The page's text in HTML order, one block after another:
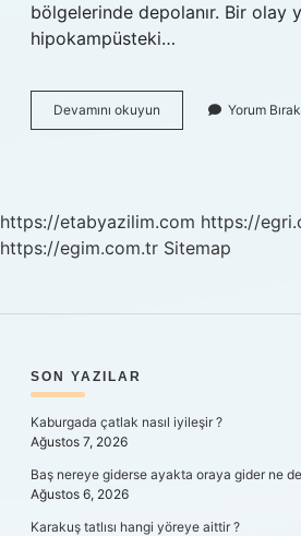
bölgelerinde depolanır. Bir olay
hipokampüsteki…
Devamını okuyun Öğrenme
Ve
Yorum Bırak
https://etabyazilim.com https://
https://egim.com.tr Sitemap
SIDEBAR
SON YAZILAR
Kaburgada çatlak nasıl iyileşir ?
Ağustos 7, 2026
Baş nereye giderse ayakta oraya gider ne
Ağustos 6, 2026
Karakuş tatlısı hangi yöreye aittir ?